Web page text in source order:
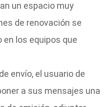
un espacio muy
de renovación se
en los equipos que
envío, el usuario de
a sus mensajes una